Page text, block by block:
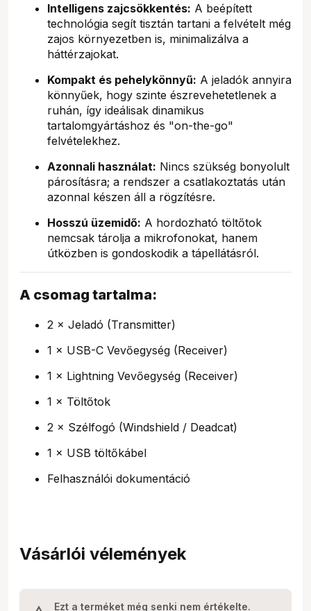
Intelligens zajcsökkentés: A beépített
technológia segít tisztán tartani a felvételt még
zajos környezetben is, minimalizálva a
háttérzajokat.
Kompakt és pehelykönnyű: A jeladók annyira
könnyűek, hogy szinte észrevehetetlenek a
ruhán, így ideálisak dinamikus
tartalomgyártáshoz és "on-the-go"
felvételekhez.
Azonnali használat: Nincs szükség bonyolult
párosításra; a rendszer a csatlakoztatás után
azonnal készen áll a rögzítésre.
Hosszú üzemidő: A hordozható töltőtok
nemcsak tárolja a mikrofonokat, hanem
útközben is gondoskodik a tápellátásról.
A csomag tartalma:
2 × Jeladó (Transmitter)
1 × USB-C Vevőegység (Receiver)
1 × Lightning Vevőegység (Receiver)
1 × Töltőtok
2 × Szélfogó (Windshield / Deadcat)
1 × USB töltőkábel
Felhasználói dokumentáció
Vásárlói vélemények
Ezt a terméket még senki nem értékelte.